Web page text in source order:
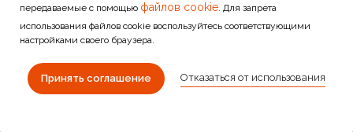
2010-2026 / Все права защищены
передаваемые с помощью файлов cookie. Для запрета
использования файлов cookie воспользуйтесь соответствующими
настройками своего браузера.
Отказаться от использования
Принять соглашение